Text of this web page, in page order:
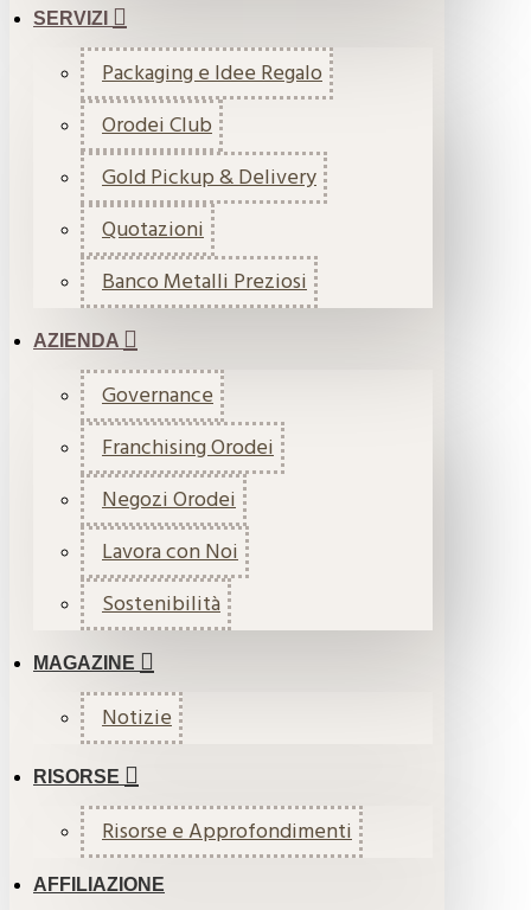
SERVIZI
Packaging e Idee Regalo
Orodei Club
Gold Pickup & Delivery
Quotazioni
Banco Metalli Preziosi
AZIENDA
Governance
Franchising Orodei
Negozi Orodei
Lavora con Noi
Sostenibilità
MAGAZINE
Notizie
RISORSE
Risorse e Approfondimenti
AFFILIAZIONE